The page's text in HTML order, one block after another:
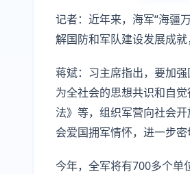
记者：近年来，海军“海疆
解国防和军队建设发展成
蒋斌：习主席指出，要加
为全社会的思想共识和自
法》等，组织军营向社会
会爱国拥军情怀，进一步
今年，全军将有700多个单